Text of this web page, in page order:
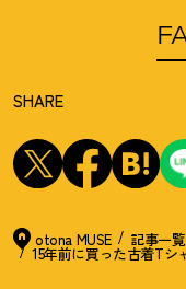
SHARE
otona MUSE 記事一覧
15年前に買った古着Tシ